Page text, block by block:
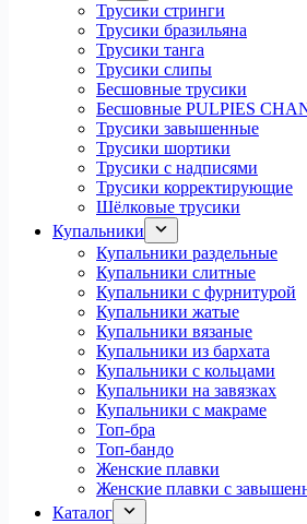
Трусики стринги
Трусики бразильяна
Трусики танга
Трусики слипы
Бесшовные трусики
Бесшовные PULPIES
Трусики завышенные
Трусики шортики
Трусики с надписями
Трусики корректирующие
Шёлковые трусики
Купальники
Купальники раздельные
Купальники слитные
Купальники с фурнитурой
Купальники жатые
Купальники вязаные
Купальники из бархата
Купальники с кольцами
Купальники на завязках
Купальники с макраме
Топ-бра
Топ-бандо
Женские плавки
Женские плавки с
Каталог